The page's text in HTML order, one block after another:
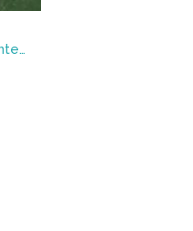
Comunismo de lujo totalmente automatizado